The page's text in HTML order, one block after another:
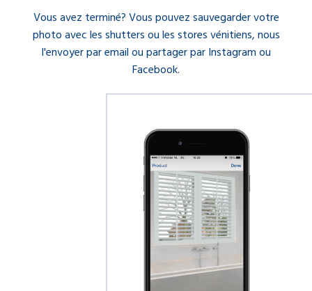
Vous avez terminé? Vous pouvez sauvegarder votre
photo avec les shutters ou les stores vénitiens, nous
l'envoyer par email ou partager par Instagram ou
Facebook.